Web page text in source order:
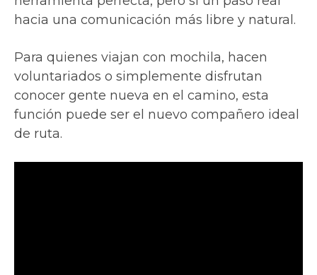
hacia una comunicación más libre y natural.
Para quienes viajan con mochila, hacen
voluntariados o simplemente disfrutan
conocer gente nueva en el camino, esta
función puede ser el nuevo compañero ideal
de ruta.